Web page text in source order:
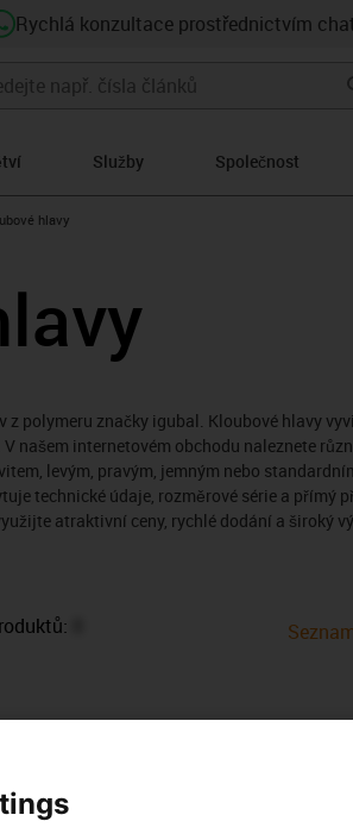
Rychlá konzultace prostřednictvím
Služby Společnost
arrow-right
hlavy
polymeru značky igubal. Kloubové hlavy
našem internetovém obchodu naleznete
levým, pravým, jemným nebo
technické údaje, rozměrové série a přímý
atraktivní ceny, rychlé dodání a široký